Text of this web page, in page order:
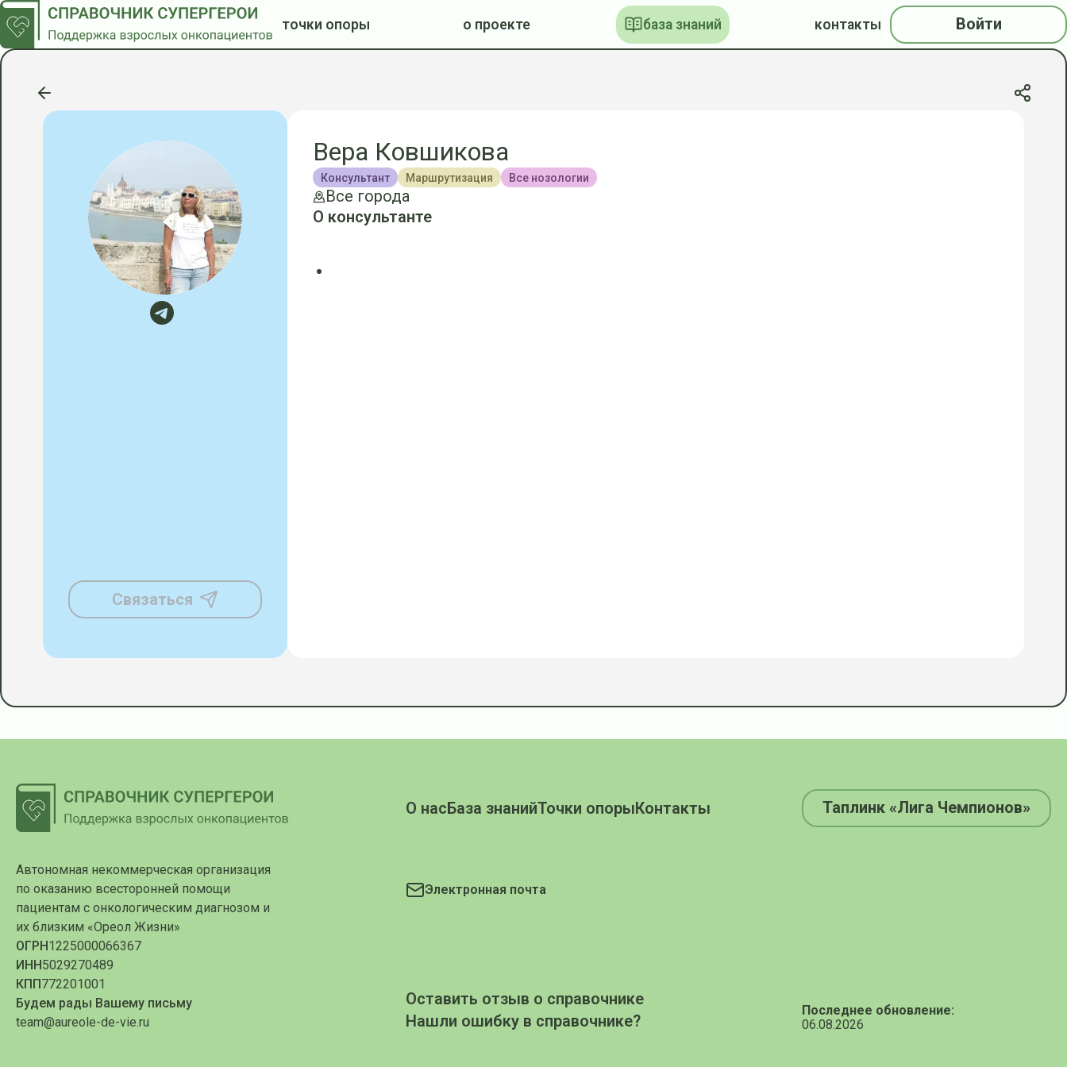
точки опоры о проекте база знаний контакты Войти
Связаться
Вера Ковшикова
Консультант Маршрутизация Все нозологии
Все города
О консультанте
Последнее обновление:
06.08.2026
Оставить отзыв о справочнике
Нашли ошибку в справочнике?
Автономная некоммерческая организация
по оказанию всесторонней помощи
пациентам с онкологическим диагнозом и
их близким «Ореол Жизни»
ОГРН 1225000066367
ИНН 5029270489
КПП 772201001
Будем рады Вашему письму
team@aureole-de-vie.ru
О насБаза знанийТочки опорыКонтакты Таплинк «Лига Чемпионов»
Электронная почта